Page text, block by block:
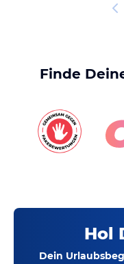
Finde
Hol
Dein